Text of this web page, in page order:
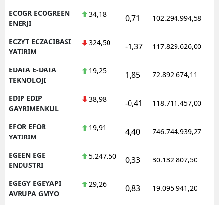
ECOGR ECOGREEN
ENERJI
34,18 0,71 102.294.994,58
ECZYT ECZACIBASI
YATIRIM
324,50 -1,37 117.829.626,00
EDATA E-DATA
TEKNOLOJI
19,25 1,85 72.892.674,11
EDIP EDIP
GAYRIMENKUL
38,98 -0,41 118.711.457,00
EFOR EFOR
YATIRIM
19,91 4,40 746.744.939,27
EGEEN EGE
ENDUSTRI
5.247,50 0,33 30.132.807,50
EGEGY EGEYAPI
AVRUPA GMYO
29,26 0,83 19.095.941,20